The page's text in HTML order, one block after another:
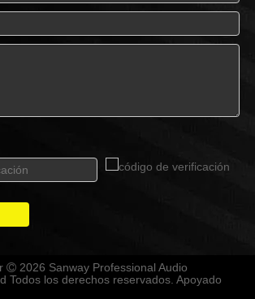
 2026 Sanway Professional Audio
Todos los derechos reservados. Apoyado